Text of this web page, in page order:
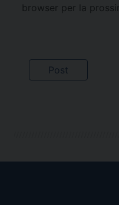
browser per la